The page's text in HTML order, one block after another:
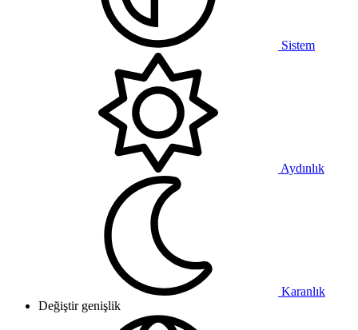
Sistem
Aydınlık
Karanlık
Değiştir genişlik